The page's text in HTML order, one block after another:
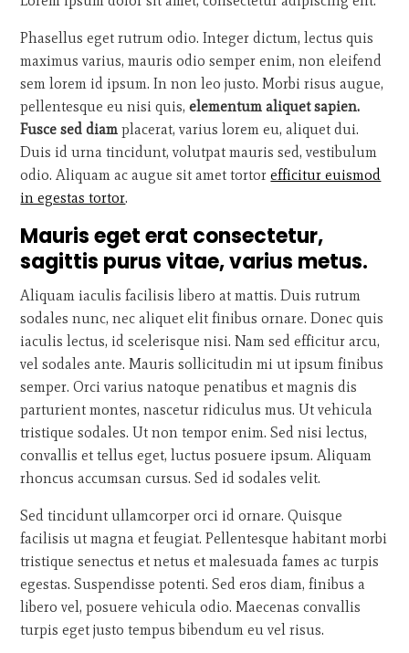
Phasellus eget rutrum odio. Integer dictum, lectus quis
maximus varius, mauris odio semper enim, non eleifend
sem lorem id ipsum. In non leo justo. Morbi risus augue,
pellentesque eu nisi quis,elementum aliquet sapien.
Fusce sed diam placerat, varius lorem eu, aliquet dui.
Duis id urna tincidunt, volutpat mauris sed, vestibulum
odio. Aliquam ac augue sit amet tortorefficitur euismod
in egestas tortor.
Mauris eget erat consectetur,
sagittis purus vitae, varius metus.
Aliquam iaculis facilisis libero at mattis. Duis rutrum
sodales nunc, nec aliquet elit finibus ornare. Donec quis
iaculis lectus, id scelerisque nisi. Nam sed efficitur arcu,
vel sodales ante. Mauris sollicitudin mi ut ipsum finibus
semper. Orci varius natoque penatibus et magnis dis
parturient montes, nascetur ridiculus mus. Ut vehicula
tristique sodales. Ut non tempor enim. Sed nisi lectus,
convallis et tellus eget, luctus posuere ipsum. Aliquam
rhoncus accumsan cursus. Sed id sodales velit.
Sed tincidunt ullamcorper orci id ornare. Quisque
facilisis ut magna et feugiat. Pellentesque habitant morbi
tristique senectus et netus et malesuada fames ac turpis
egestas. Suspendisse potenti. Sed eros diam, finibus a
libero vel, posuere vehicula odio. Maecenas convallis
turpis eget justo tempus bibendum eu vel risus.